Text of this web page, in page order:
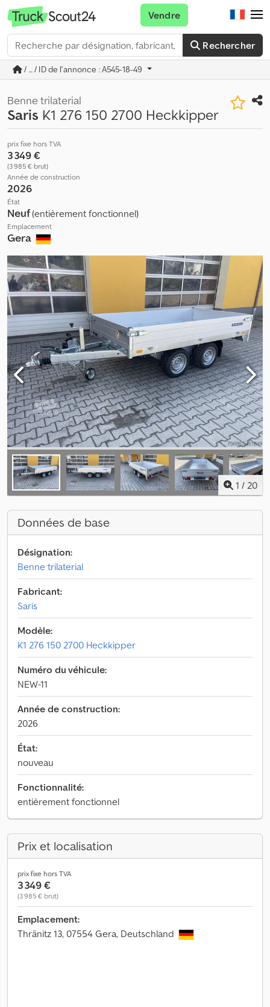
Rechercher
Vendre
/ ... / ID de l'annonce : A545-18-49
Benne trilaterial
Saris K1 276 150 2700 Heckkipper
prix fixe hors TVA
3 349 €
(3 985 € brut)
Année de construction
2026
État
Neuf(entièrement fonctionnel)
Emplacement
Gera
1 / 20
Données de base
Désignation:
Benne trilaterial
Fabricant:
Saris
Modèle:
K1 276 150 2700 Heckkipper
Numéro du véhicule:
NEW-11
Année de construction:
2026
État:
nouveau
Fonctionnalité:
entièrement fonctionnel
Prix et localisation
prix fixe hors TVA
3 349 €
(3 985 € brut)
Emplacement:
Thränitz 13, 07554 Gera, Deutschland